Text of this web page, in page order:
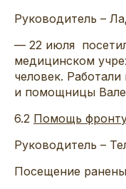
Руководитель –
— 22 июля
медицинском
человек.
и помощницы
6.2 Помощь
Руководитель –
Посещение